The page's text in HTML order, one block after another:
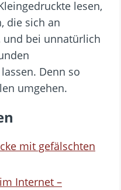
lesen,
die sich an
und bei unnatürlich
Denn so
umgehen.
mit gefälschten
Internet –